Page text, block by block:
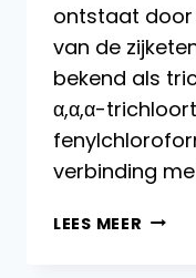
ontstaat
van de
bekend als
α,α,α-
verbinding
LEES MEER